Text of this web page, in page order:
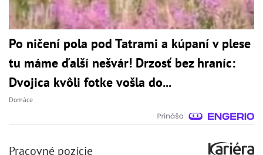
Po ničení pola pod Tatrami a kúpaní v plese
tu máme ďalší nešvár! Drzosť bez hraníc:
Dvojica kvôli fotke vošla do...
Domáce
Pracovné pozície